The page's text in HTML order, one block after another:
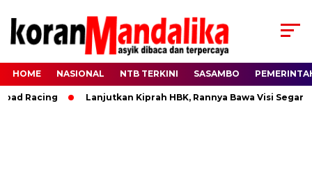
HOME NASIONAL NTB TERKINI SASAMBO
Racing Lanjutkan Kiprah HBK, Rannya Bawa Visi Segar